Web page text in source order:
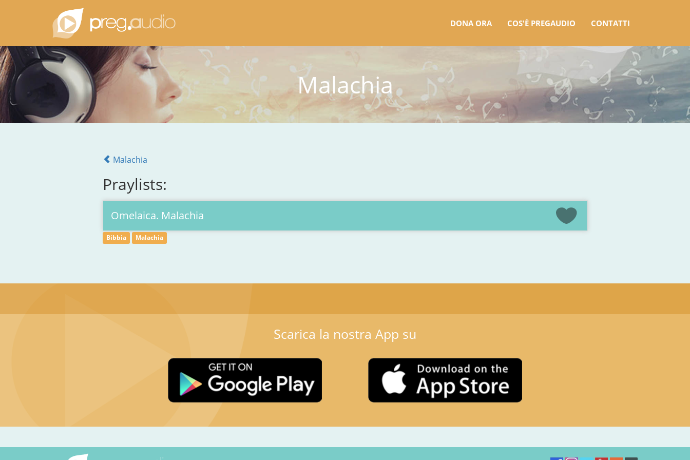
DONA ORA COS'È PREGAUDIO CONTATTI
Malachia
Malachia
Praylists:
Omelaica. Malachia
Bibbia Malachia
Scarica la nostra App su